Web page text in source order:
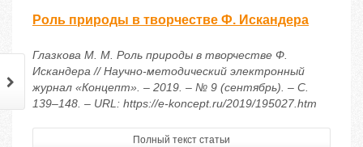
Роль природы в творчестве Ф. Искандера
Глазкова М. М. Роль природы в творчестве Ф.
Искандера // Научно-методический электронный
журнал «Концепт». – 2019. – № 9 (сентябрь). – С.
139–148. – URL: https://e-koncept.ru/2019/195027.htm
Полный текст статьи